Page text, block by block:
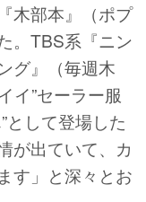
木部本』（ポプ
。TBS系『ニン
グ』（毎週木
イ”セーラー服
として登場した
が出ていて、カ
す」と深々とお